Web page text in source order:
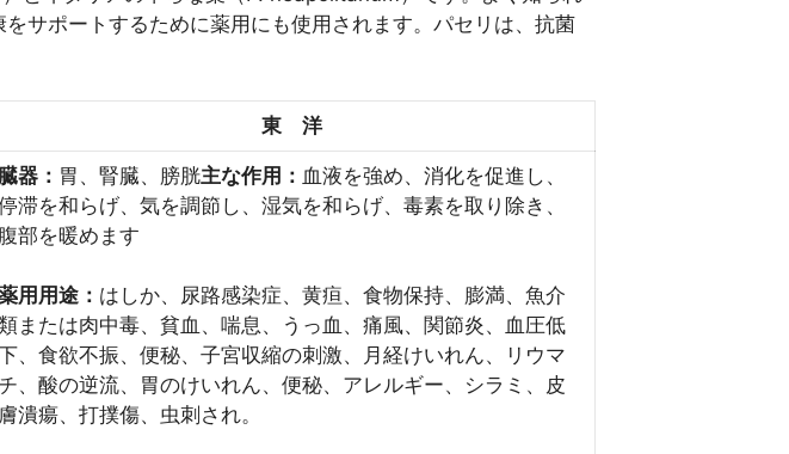
サポートするために薬用にも使用されます。パセリは、抗菌
東 洋
臓器： 胃、腎臓、膀胱主な作用： 血液を強め、消化を促進し、
滞を和らげ、気を調節し、湿気を和らげ、毒素を取り除き、
腹部を暖めます
用用途： はしか、尿路感染症、黄疸、食物保持、膨満、魚介
または肉中毒、貧血、喘息、うっ血、痛風、関節炎、血圧低
、食欲不振、便秘、子宮収縮の刺激、月経けいれん、リウマ
チ、酸の逆流、胃のけいれん、便秘、アレルギー、シラミ、皮
膚潰瘍、打撲傷、虫刺され。